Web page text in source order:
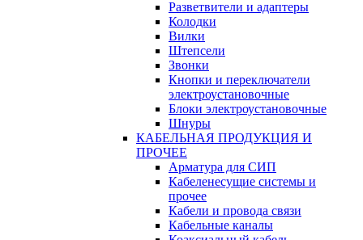
Разветвители и адаптеры
Колодки
Вилки
Штепсели
Звонки
Кнопки и переключатели
электроустановочные
Блоки электроустановочные
Шнуры
КАБЕЛЬНАЯ ПРОДУКЦИЯ И
ПРОЧЕЕ
Арматура для СИП
Кабеленесущие системы и
прочее
Кабели и провода связи
Кабельные каналы